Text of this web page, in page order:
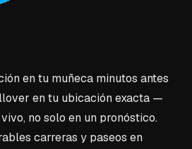
en tu muñeca minutos antes
en tu ubicación exacta —
no solo en un pronóstico.
carreras y paseos en